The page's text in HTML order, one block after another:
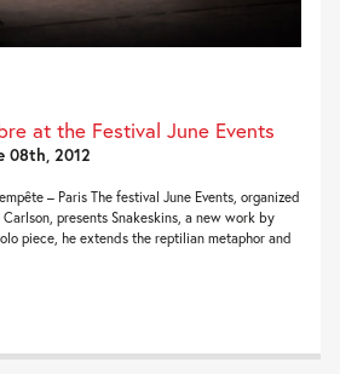
at the Festival June Events
08th, 2012
– Paris The festival June Events, organized
presents Snakeskins, a new work by
piece, he extends the reptilian metaphor and